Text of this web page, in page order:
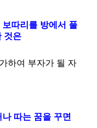
따리를 방에서 풀
것은
하여 부자가 될 자
따는 꿈을 꾸면